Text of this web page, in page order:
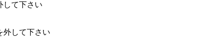
して下さい
外して下さい